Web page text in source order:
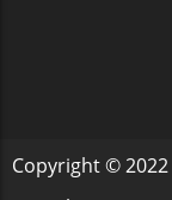
Copyright ©2022